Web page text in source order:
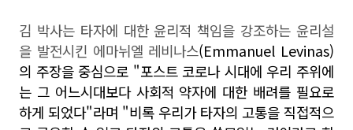
김 박사는 타자에 대한 윤리적 책임을 강조하는 윤리설
을 발전시킨 에마뉘엘 레비나스(Emmanuel Levinas)
의 주장을 중심으로 "포스트 코로나 시대에 우리 주위에
는 그 어느시대보다 사회적 약자에 대한 배려를 필요로
하게 되었다"라며 "비록 우리가 타자의 고통을 직접적으